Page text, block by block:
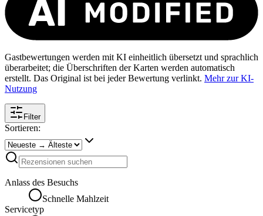
Gastbewertungen werden mit KI einheitlich übersetzt und sprachlich
überarbeitet; die Überschriften der Karten werden automatisch
erstellt. Das Original ist bei jeder Bewertung verlinkt. Mehr zur KI-
Nutzung
Filter
Sortieren:
Anlass des Besuchs
Schnelle Mahlzeit
Servicetyp